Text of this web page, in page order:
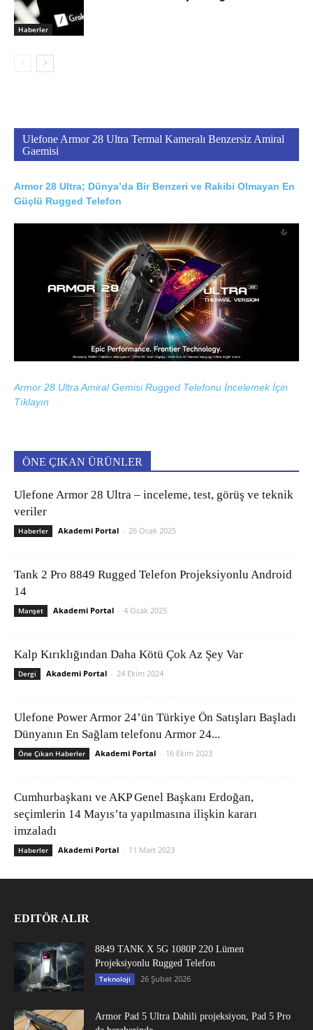
Haberler
Ulefone Armor 28 Ultra Termal Kameralı Benzersiz Amiral
Gaemisi
Armor 28 Ultra; Dünya’da Bir Benzeri ve Rakibi Olmayan En
Güçlü Rugged Telefon
Armor 28 Ultra Amiral Gemisi Rugged Telefonu İncelemek İçin
Tıklayın
ÖNE ÇIKAN ÜRÜNLER
Ulefone Armor 28 Ultra – inceleme, test, görüş ve teknik
veriler
Haberler Akademi Portal - 26 Ocak 2025
Tank 2 Pro 8849 Rugged Telefon Projeksiyonlu Android
14
Manşet Akademi Portal - 4 Ocak 2025
Kalp Kırıklığından Daha Kötü Çok Az Şey Var
Dergi Akademi Portal - 24 Ekim 2024
Ulefone Power Armor 24’ün Türkiye Ön Satışları Başladı
Dünyanın En Sağlam telefonu Armor 24...
Öne Çıkan Haberler Akademi Portal - 16 Ekim 2023
Cumhurbaşkanı ve AKP Genel Başkanı Erdoğan,
seçimlerin 14 Mayıs’ta yapılmasına ilişkin kararı
imzaladı
Haberler Akademi Portal - 11 Mart 2023
EDITÖR ALIR
8849 TANK X 5G 1080P 220 Lümen
Projeksiyonlu Rugged Telefon
Teknoloji 26 Şubat 2026
Armor Pad 5 Ultra Dahili projeksiyon, Pad 5 Pro